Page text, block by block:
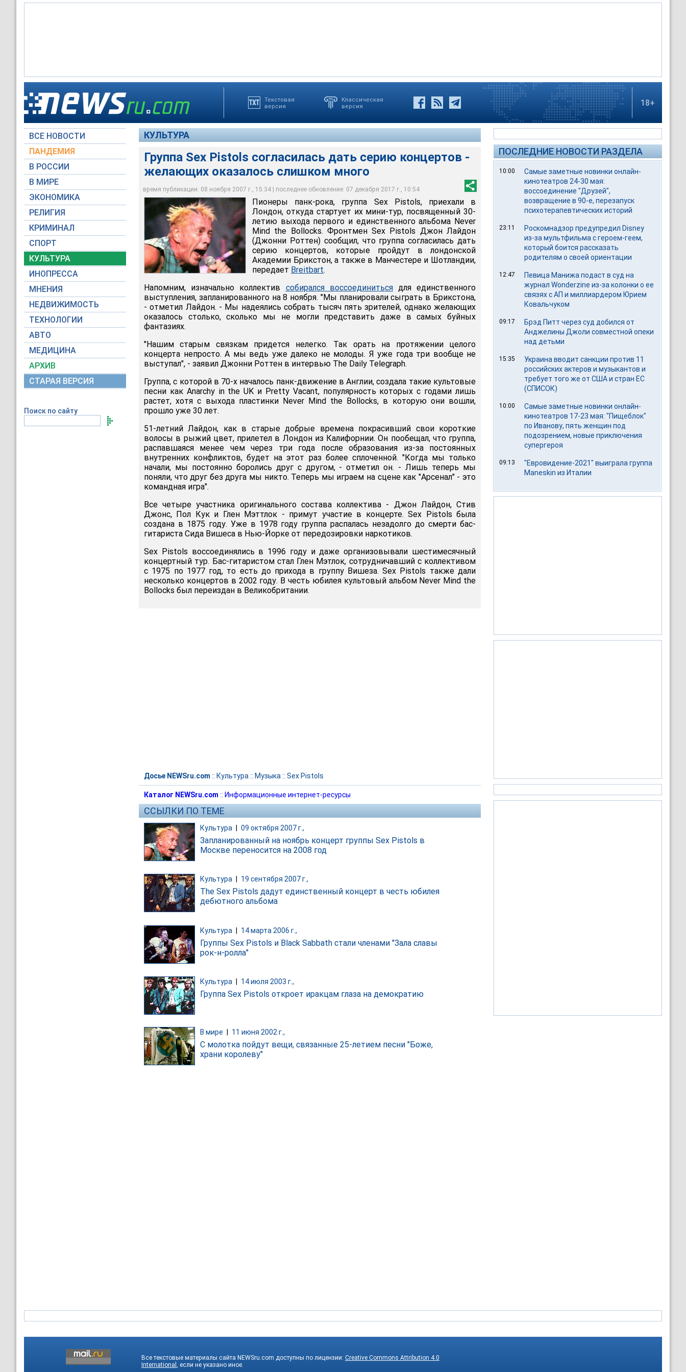
Текстовая
версия
Классическая
версия
18+
ВСЕ НОВОСТИ
ПАНДЕМИЯ
В РОССИИ
В МИРЕ
ЭКОНОМИКА
РЕЛИГИЯ
КРИМИНАЛ
СПОРТ
КУЛЬТУРА
ИНОПРЕССА
МНЕНИЯ
НЕДВИЖИМОСТЬ
ТЕХНОЛОГИИ
АВТО
МЕДИЦИНА
АРХИВ
СТАРАЯ ВЕРСИЯ
Поиск по сайту
КУЛЬТУРА
Группа Sex Pistols согласилась дать серию концертов -
желающих оказалось слишком много
время публикации: 08 ноября 2007 г., 15:34 | последнее обновление: 07 декабря 2017 г., 10:54
Группа Sex Pistols согласилась дать серию концертов - желающих оказалось
слишком много
yottamusic.com
Пионеры панк-рока, группа Sex Pistols, приехали в
Лондон, откуда стартует их мини-тур, посвященный 30-
летию выхода первого и единственного альбома Never
Mind the Bollocks. Фронтмен Sex Pistols Джон Лайдон
(Джонни Роттен) сообщил, что группа согласилась дать
серию концертов, которые пройдут в лондонской
Академии Брикстон, а также в Манчестере и Шотландии,
передает Breitbart.
Напомним, изначально коллектив собирался воссоединитьсядля единственного
выступления, запланированного на 8 ноября. "Мы планировали сыграть в Брикстона,
- отметил Лайдон. - Мы надеялись собрать тысяч пять зрителей, однако желающих
оказалось столько, сколько мы не могли представить даже в самых буйных
фантазиях.
"Нашим старым связкам придется нелегко. Так орать на протяжении целого
концерта непросто. А мы ведь уже далеко не молоды. Я уже года три вообще не
выступал", - заявил Джонни Роттен в интервью The Daily Telegraph.
Группа, с которой в 70-х началось панк-движение в Англии, создала такие культовые
песни как Anarchy in the UK и Pretty Vacant, популярность которых с годами лишь
растет, хотя с выхода пластинки Never Mind the Bollocks, в которую они вошли,
прошло уже 30 лет.
51-летний Лайдон, как в старые добрые времена покрасивший свои короткие
волосы в рыжий цвет, прилетел в Лондон из Калифорнии. Он пообещал, что группа,
распавшаяся менее чем через три года после образования из-за постоянных
внутренних конфликтов, будет на этот раз более сплоченной. "Когда мы только
начали, мы постоянно боролись друг с другом, - отметил он. - Лишь теперь мы
поняли, что друг без друга мы никто. Теперь мы играем на сцене как "Арсенал" - это
командная игра".
Все четыре участника оригинального состава коллектива - Джон Лайдон, Стив
Джонс, Пол Кук и Глен Мэттлок - примут участие в концерте. Sex Pistols была
создана в 1875 году. Уже в 1978 году группа распалась незадолго до смерти бас-
гитариста Сида Вишеса в Нью-Йорке от передозировки наркотиков.
Sex Pistols воссоединялись в 1996 году и даже организовывали шестимесячный
концертный тур. Бас-гитаристом стал Глен Мэтлок, сотрудничавший с коллективом
с 1975 по 1977 год, то есть до прихода в группу Вишеза. Sex Pistols также дали
несколько концертов в 2002 году. В честь юбилея культовый альбом Never Mind the
Bollocks был переиздан в Великобритании.
Досье NEWSru.com :: Культура :: Музыка :: Sex Pistols
Каталог NEWSru.com :: Информационные интернет-ресурсы
ССЫЛКИ ПО ТЕМЕ
Культура 09 октября 2007 г.,
Запланированный на ноябрь концерт группы Sex Pistols в
Москве переносится на 2008 год
Культура 19 сентября 2007 г.,
The Sex Pistols дадут единственный концерт в честь юбилея
дебютного альбома
Культура | 14 марта 2006 г.,
Группы Sex Pistols и Black Sabbath стали членами "Зала славы
рок-н-ролла"
Культура 14 июля 2003 г.,
Группа Sex Pistols откроет иракцам глаза на демократию
В мире 11 июня 2002 г.,
С молотка пойдут вещи, связанные 25-летием песни "Боже,
храни королеву"
ПОСЛЕДНИЕ НОВОСТИ РАЗДЕЛА
10:00
Самые заметные новинки онлайн-
кинотеатров 24-30 мая:
воссоединение "Друзей",
возвращение в 90-е, перезапуск
психотерапевтических историй
23:11
Роскомнадзор предупредил Disney
из-за мультфильма c героем-геем,
который боится рассказать
родителям о своей ориентации
12:47
Певица Манижа подаст в суд на
журнал Wonderzine из-за колонки о ее
связях с АП и миллиардером Юрием
Ковальчуком
09:17
Брэд Питт через суд добился от
Анджелины Джоли совместной опеки
над детьми
15:35
Украина вводит санкции против 11
российских актеров и музыкантов и
требует того же от США и стран ЕС
(СПИСОК)
10:00
Самые заметные новинки онлайн-
кинотеатров 17-23 мая: "Пищеблок"
по Иванову, пять женщин под
подозрением, новые приключения
супергероя
09:13
"Евровидение-2021" выиграла группа
Maneskin из Италии
Все текстовые материалы сайта NEWSru.com доступны по лицензии: Creative Commons Attribution 4.0
International , если не указано иное.